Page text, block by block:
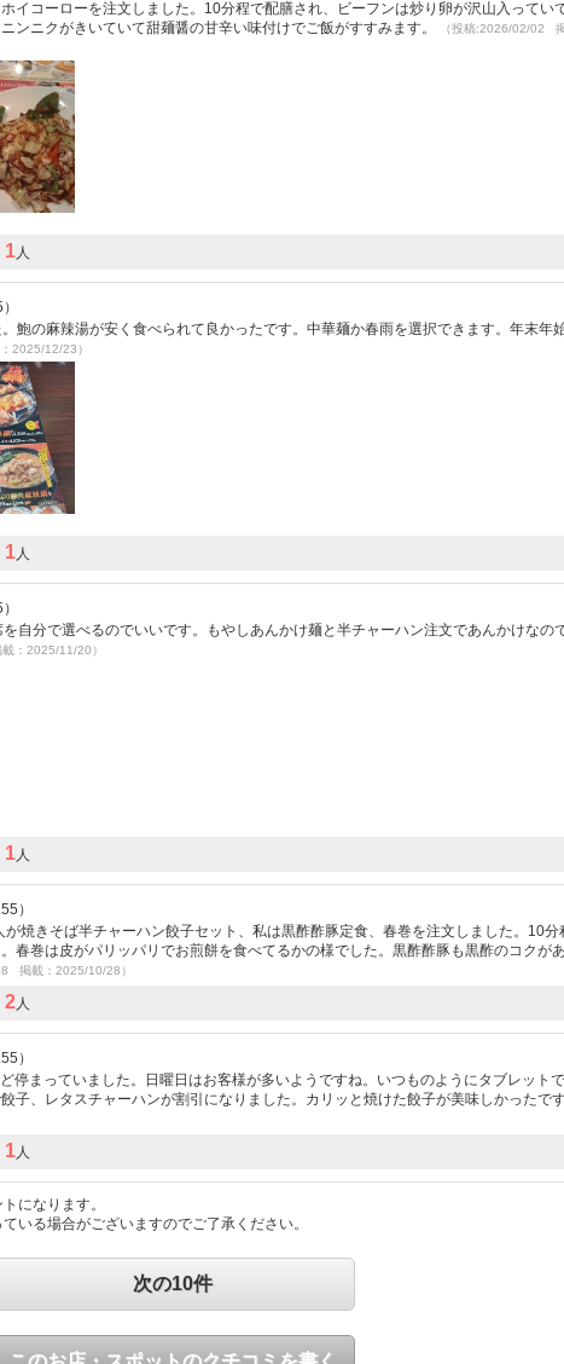
イコーローを注文しました。10分程で配膳され、ビーフンは炒り卵が沢山入ってい
ンニクがきいていて甜麺醤の甘辛い味付けでご飯がすすみます。
（投稿:2026/02/02
1人
鮑の麻辣湯が安く食べられて良かったです。中華麺か春雨を選択できます。年末年
2025/12/23）
1人
自分で選べるのでいいです。もやしあんかけ麺と半チャーハン注文であんかけなの
：2025/11/20）
1人
）
焼きそば半チャーハン餃子セット、私は黒酢酢豚定食、春巻を注文しました。10分
春巻は皮がパリッパリでお煎餅を食べてるかの様でした。黒酢酢豚も黒酢のコクが
掲載：2025/10/28）
2人
）
停まっていました。日曜日はお客様が多いようですね。いつものようにタブレットで
子、レタスチャーハンが割引になりました。カリッと焼けた餃子が美味しかったで
1人
になります。
いる場合がございますのでご了承ください。
次の10件